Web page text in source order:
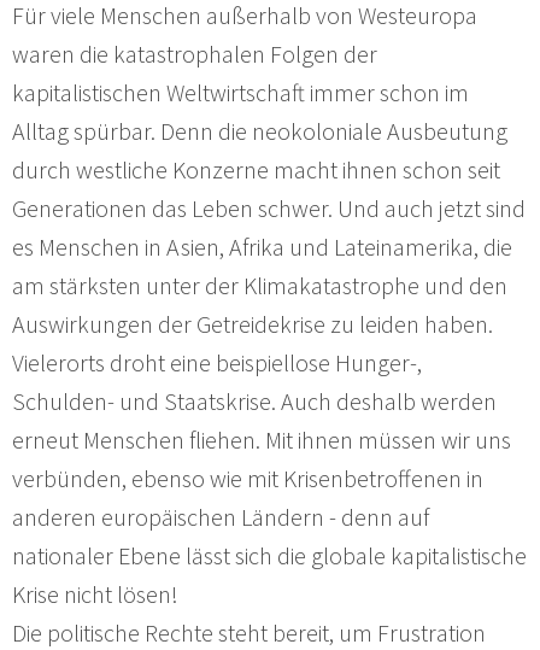
Für viele Menschen außerhalb von Westeuropa
waren die katastrophalen Folgen der
kapitalistischen Weltwirtschaft immer schon im
Alltag spürbar. Denn die neokoloniale Ausbeutung
durch westliche Konzerne macht ihnen schon seit
Generationen das Leben schwer. Und auch jetzt sind
es Menschen in Asien, Afrika und Lateinamerika, die
am stärksten unter der Klimakatastrophe und den
Auswirkungen der Getreidekrise zu leiden haben.
Vielerorts droht eine beispiellose Hunger-,
Schulden- und Staatskrise. Auch deshalb werden
erneut Menschen fliehen. Mit ihnen müssen wir uns
verbünden, ebenso wie mit Krisenbetroffenen in
anderen europäischen Ländern - denn auf
nationaler Ebene lässt sich die globale kapitalistische
Krise nicht lösen!
Die politische Rechte steht bereit, um Frustration